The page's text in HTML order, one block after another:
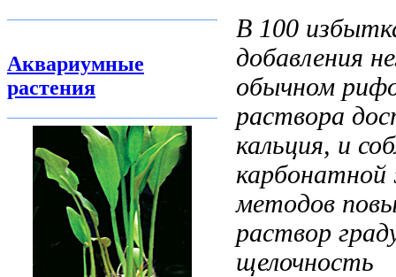
Аквариумные
растения
В 100
добавления
обычном
раствора
кальция, и
методов
раствор
щелочность